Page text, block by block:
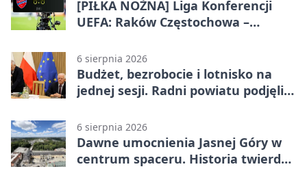
[PIŁKA NOŻNA] Liga Konferencji
UEFA: Raków Częstochowa –
meczu III rundy eliminacji
6 sierpnia 2026
Budżet, bezrobocie i lotnisko na
jednej sesji. Radni powiatu podjęli
6 sierpnia 2026
Dawne umocnienia Jasnej Góry w
centrum spaceru. Historia twierdzy